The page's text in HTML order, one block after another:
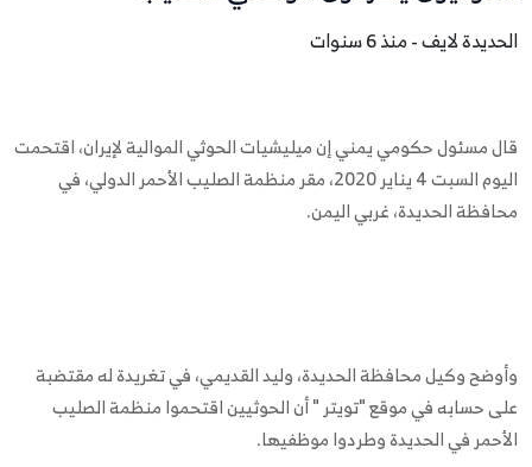
الحديدة لايف - منذ 6 سنوات
قال مسئول حكومي يمني إن ميليشيات الحوثي الموالية لإيران، اقتحمت
اليوم السبت 4 يناير 2020، مقر منظمة الصليب الأحمر الدولي، في
محافظة الحديدة، غربي اليمن.
وأوضح وكيل محافظة الحديدة، وليد القديمي، في تغريدة له مقتضبة
على حسابه في موقع "تويتر " أن الحوثيين اقتحموا منظمة الصليب
الأحمر في الحديدة وطردوا موظفيها.